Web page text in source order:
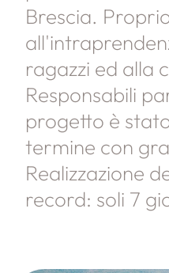
Brescia.
ragazzi ed alla
Responsabili
progetto è
termine con
Realizzazione
record: soli 7